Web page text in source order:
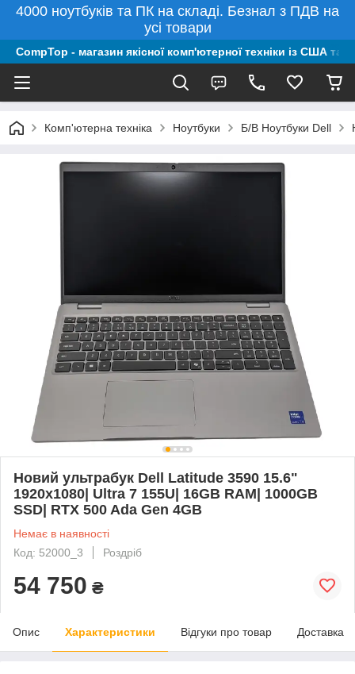
4000 ноутбуків та ПК на складі. Безнал з ПДВ на
усі товари
CompTop - магазин якісної комп'ютерної техніки із США та
Комп'ютерна техніка Ноутбуки Б/В Ноутбуки Dell
Новий ультрабук Dell Latitude 3590 15.6"
1920x1080| Ultra 7 155U| 16GB RAM| 1000GB
SSD| RTX 500 Ada Gen 4GB
Немає в наявності
Код: 52000_3
Роздріб
54 750 ₴
Опис Характеристики Відгуки про товар Доставка